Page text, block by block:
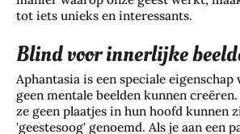
tot iets unieks en interessants.
Blind voor innerlijke
Aphantasia is een speciale eigenschap
geen mentale beelden kunnen
ze geen plaatjes in hun hoofd kunnen
'geestesoog' genoemd. Als je aan een